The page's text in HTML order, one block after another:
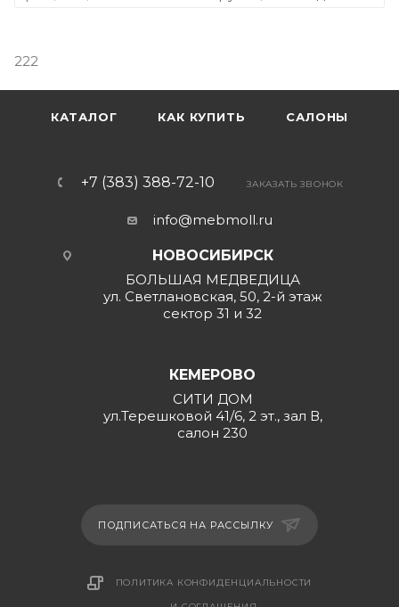
222
КАТАЛОГ КАК КУПИТЬ САЛОНЫ
+7 (383) 388-72-10 ЗАКАЗАТЬ ЗВОНОК
info@mebmoll.ru
НОВОСИБИРСК
БОЛЬШАЯ МЕДВЕДИЦА
ул. Светлановская, 50, 2-й этаж
сектор 31 и 32
КЕМЕРОВО
СИТИ ДОМ
ул.Терешковой 41/6, 2 эт., зал В,
салон 230
ПОДПИСАТЬСЯ НА РАССЫЛКУ
ПОЛИТИКА КОНФИДЕНЦИАЛЬНОСТИ